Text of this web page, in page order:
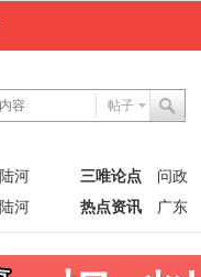
帖子
陆河
陆河
三唯论点 问政
热点资讯
广东